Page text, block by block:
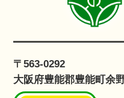
〒563-0292
大阪府豊能郡豊能町余